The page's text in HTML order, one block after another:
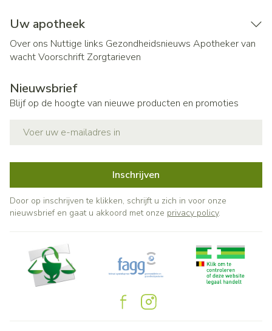
Uw apotheek
Over ons Nuttige links Gezondheidsnieuws Apotheker van
wachtVoorschrift Zorgtarieven
Nieuwsbrief
Blijf op de hoogte van nieuwe producten en promoties
Inschrijven
Door op inschrijven te klikken, schrijft u zich in voor onze
nieuwsbrief en gaat u akkoord met onze privacy policy.